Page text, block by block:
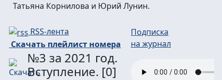
Татьяна Корнилова и Юрий Лунин.
RSS-лента
Скачать плейлист номера
Подписка
на журнал
№3 за 2021 год.
Вступление. [0]